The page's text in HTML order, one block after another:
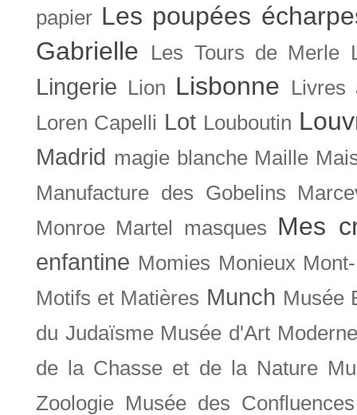
papier Les poupées
Gabrielle
Les Tours de Merle
Lingerie Lion Lisbonne
Livres
Loren Capelli Lot Louboutin
Madrid magie blanche Maille
Manufacture des Gobelins
Monroe Martel masques Mes
enfantine Momies Monieux
Motifs et Matières Munch Musée
du Judaïsme Musée d'Art
de la Chasse et de la Nature
Zoologie Musée des Confluences